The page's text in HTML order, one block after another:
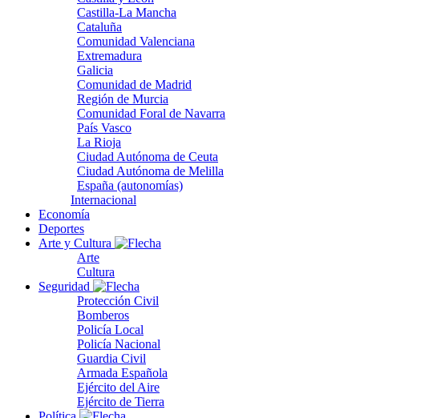
Castilla-La Mancha
Cataluña
Comunidad Valenciana
Extremadura
Galicia
Comunidad de Madrid
Región de Murcia
Comunidad Foral de Navarra
País Vasco
La Rioja
Ciudad Autónoma de Ceuta
Ciudad Autónoma de Melilla
España (autonomías)
Internacional
Economía
Deportes
Arte y Cultura
Arte
Cultura
Seguridad
Protección Civil
Bomberos
Policía Local
Policía Nacional
Guardia Civil
Armada Española
Ejército del Aire
Ejército de Tierra